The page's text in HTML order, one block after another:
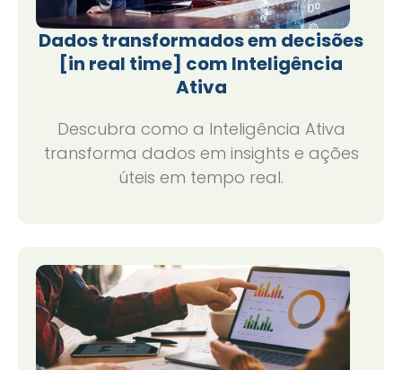
Dados transformados em decisões
[in real time] com Inteligência
Ativa
Descubra como a Inteligência Ativa
transforma dados em insights e ações
úteis em tempo real.